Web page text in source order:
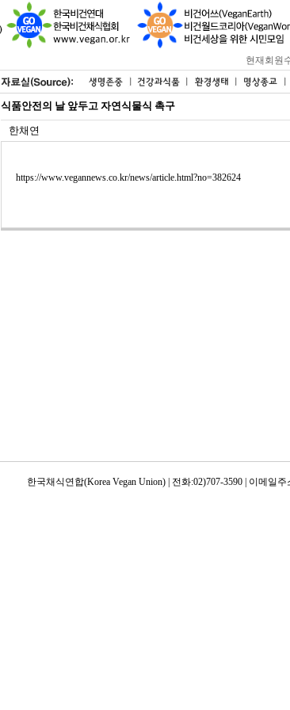
현재회원
식품안전의 날 앞두고 자연식물식 촉구
한채연
https://www.vegannews.co.kr/news/article.html?no=382624
한국채식연합(Korea Vegan Union) | 전화:02)707-3590 | 이메일주